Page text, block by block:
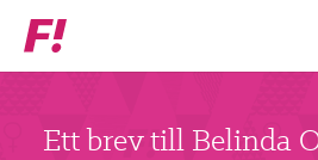
Feministiskt
initiativ
Ett brev till Belinda